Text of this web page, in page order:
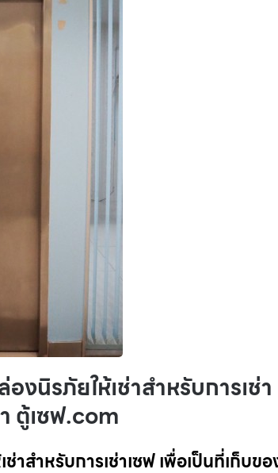
นิรภัยให้เช่าสำหรับการเช่า
ตู้เซฟ.com
สำหรับการเช่าเซฟ เพื่อเป็นที่เก็บข